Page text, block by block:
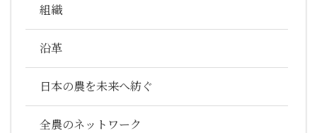
組織
沿革
日本の農を未来へ紡ぐ
全農のネットワーク